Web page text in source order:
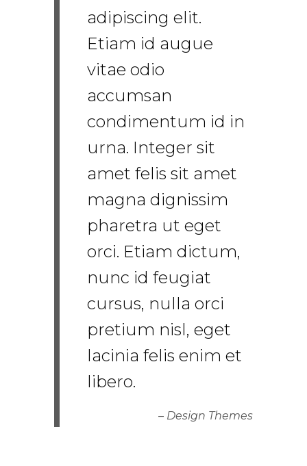
adipiscing elit.
Etiam id augue
vitae odio
accumsan
condimentum id in
urna. Integer sit
amet felis sit amet
magna dignissim
pharetra ut eget
orci. Etiam dictum,
nunc id feugiat
cursus, nulla orci
pretium nisl, eget
lacinia felis enim et
libero.
– Design Themes